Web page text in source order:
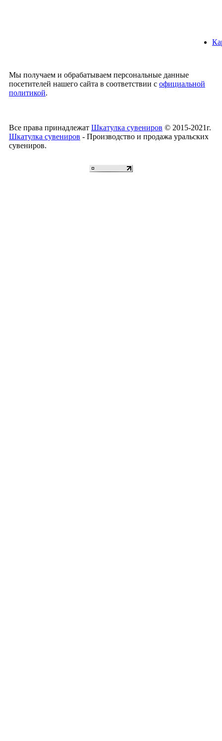
Мы получаем и обрабатываем персональные данные
посетителей нашего сайта в соответствии с официальной
политикой.
Все права принадлежат Шкатулка сувениров © 2015-2021г.
Шкатулка сувениров - Производство и продажа уральских
сувениров.